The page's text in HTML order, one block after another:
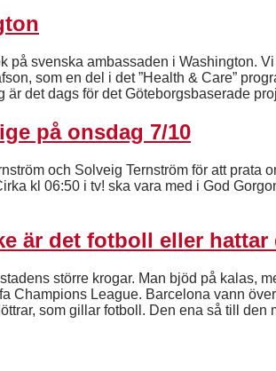
på svenska ambassaden i Washington.
som en del i det ”Health & Care”
det dags för det Göteborgsbaserade
på onsdag 7/10
och Solveig Ternström för att prata
kl 06:50 i tv! ska vara med i God
är det fotboll eller
större krogar. Man bjöd på kalas,
Champions League. Barcelona vann
som gillar fotboll. Den ena så till den